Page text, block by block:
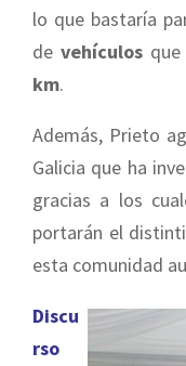
lo que bastaría
de vehículosque
km.
Además, Prieto
Galicia que ha
gracias a los
portarán el
esta comunidad
Discu
rso